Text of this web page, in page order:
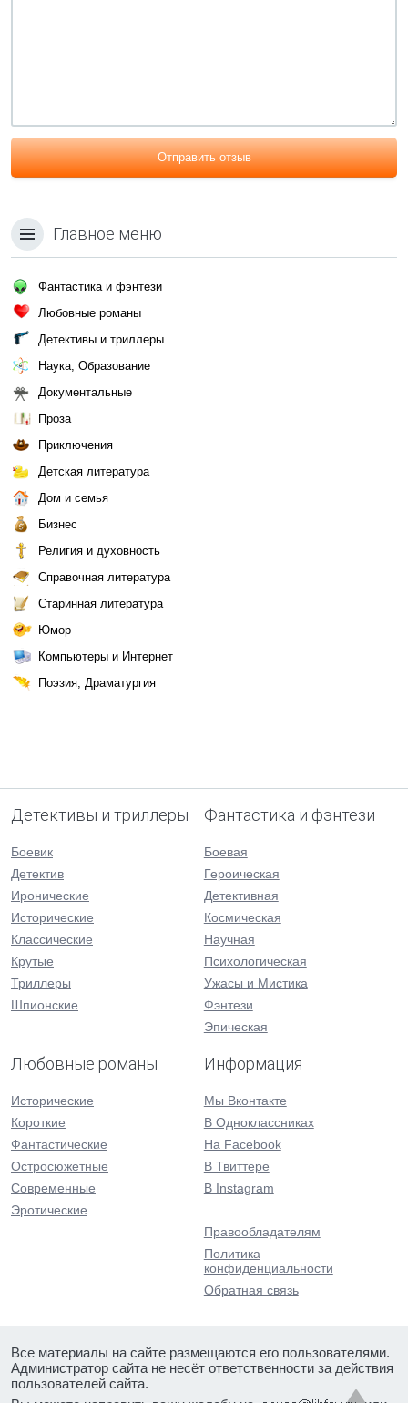
Отправить отзыв
Главное меню
Фантастика и фэнтези
Любовные романы
Детективы и триллеры
Наука, Образование
Документальные
Проза
Приключения
Детская литература
Дом и семья
Бизнес
Религия и духовность
Справочная литература
Старинная литература
Юмор
Компьютеры и Интернет
Поэзия, Драматургия
Детективы и триллеры
Боевик
Детектив
Иронические
Исторические
Классические
Крутые
Триллеры
Шпионские
Фантастика и фэнтези
Боевая
Героическая
Детективная
Космическая
Научная
Психологическая
Ужасы и Мистика
Фэнтези
Эпическая
Любовные романы
Исторические
Короткие
Фантастические
Остросюжетные
Современные
Эротические
Информация
Мы Вконтакте
В Одноклассниках
На Facebook
В Твиттере
В Instagram
Правообладателям
Политика
конфиденциальности
Обратная связь
Все материалы на сайте размещаются его пользователями.
Администратор сайта не несёт ответственности за действия
пользователей сайта.